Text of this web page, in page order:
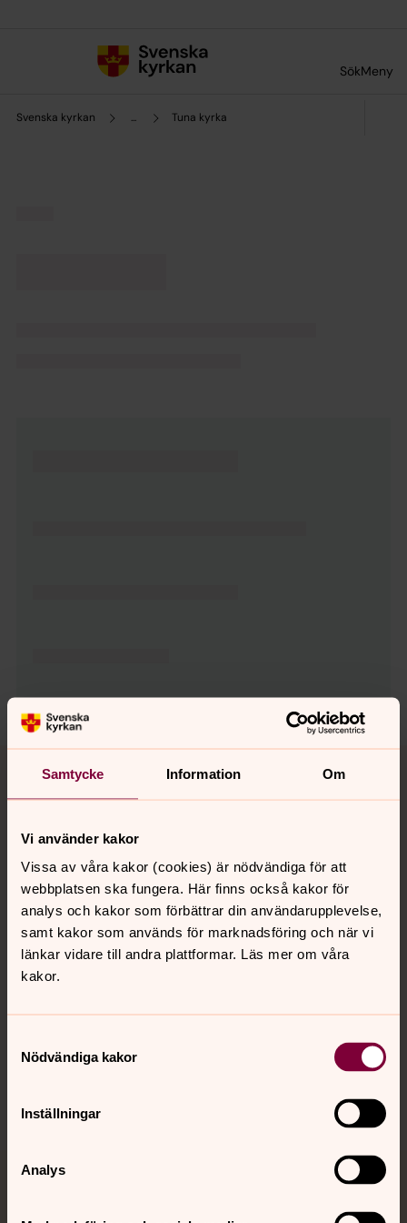
Samtycke Information Om
Vi använder kakor
Vissa av våra kakor (cookies) är nödvändiga för att
webbplatsen ska fungera. Här finns också kakor för
analys och kakor som förbättrar din användarupplevelse,
samt kakor som används för marknadsföring och när vi
länkar vidare till andra plattformar. Läs mer om våra
kakor.
Nödvändiga kakor
Inställningar
Analys
SökMeny
Svenska kyrkan ... Tuna kyrka
Tillbaka till toppen
Tillbaka till innehållet
Kontakt
Kalender
Hitta snabbt
Sociala kanaler